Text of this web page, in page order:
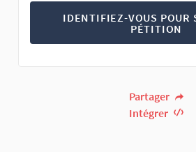
IDENTIFIEZ-VOUS POUR
PÉTITION
Partager
Intégrer